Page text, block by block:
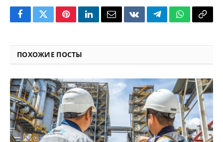
FacebookTwitterPinterestLinkedInEmailVKontakteTelegramWhatsApp
Copy
ПОХОЖИЕ ПОСТЫ